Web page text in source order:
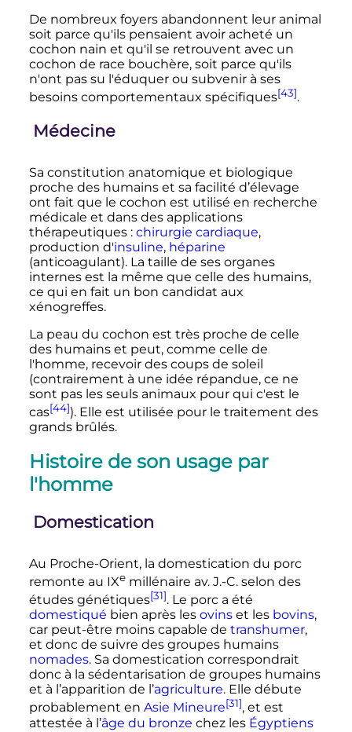
De nombreux foyers abandonnent leur animal
soit parce qu'ils pensaient avoir acheté un
cochon nain et qu'il se retrouvent avec un
cochon de race bouchère, soit parce qu'ils
n'ont pas su l'éduquer ou subvenir à ses
besoins comportementaux spécifiques[43].
Médecine
Sa constitution anatomique et biologique
proche des humains et sa facilité d’élevage
ont fait que le cochon est utilisé en recherche
médicale et dans des applications
thérapeutiques : chirurgie cardiaque,
production d'insuline, héparine
(anticoagulant). La taille de ses organes
internes est la même que celle des humains,
ce qui en fait un bon candidat aux
xénogreffes.
La peau du cochon est très proche de celle
des humains et peut, comme celle de
l'homme, recevoir des coups de soleil
(contrairement à une idée répandue, ce ne
sont pas les seuls animaux pour qui c'est le
cas[44]). Elle est utilisée pour le traitement des
grands brûlés.
Histoire de son usage par
l'homme
Domestication
Au Proche-Orient, la domestication du porc
remonte au IXemillénaire av. J.-C.selon des
études génétiques[31]. Le porc a été
domestiqué bien après les ovinset les bovins,
car peut-être moins capable de transhumer,
et donc de suivre des groupes humains
nomades. Sa domestication correspondrait
donc à la sédentarisation de groupes humains
et à l’apparition de l’agriculture. Elle débute
probablement en Asie Mineure[31], et est
attestée à l’âge du bronze chez les Égyptiens